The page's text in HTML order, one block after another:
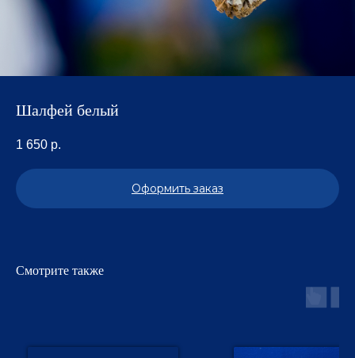
Шалфей белый
1 650 р.
Оформить заказ
Смотрите также